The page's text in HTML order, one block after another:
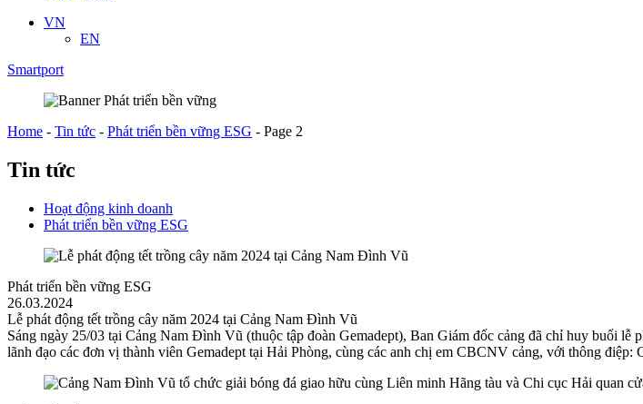
VN
EN
Smartport
Home - Tin tức - Phát triển bền vững ESG - Page 2
Tin tức
Hoạt động kinh doanh
Phát triển bền vững ESG
Phát triển bền vững ESG
26.03.2024
Lễ phát động tết trồng cây năm 2024 tại Cảng Nam Đình Vũ
Sáng ngày 25/03 tại Cảng Nam Đình Vũ (thuộc tập đoàn Gemadept), Ban Giám đốc cảng đã chỉ huy buổi
lãnh đạo các đơn vị thành viên Gemadept tại Hải Phòng, cùng các anh chị em CBCNV cảng, với thông